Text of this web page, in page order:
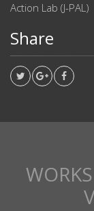
Action Lab (J-PAL)
Share
WORKS